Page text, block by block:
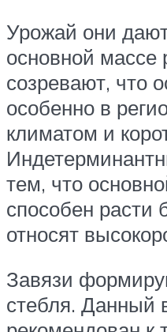
Урожай они
основной
созревают, что
особенно в
климатом и
тем, что
способен расти
относят
Завязи
стебля. Данный